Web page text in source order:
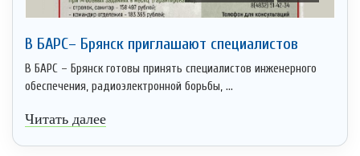
В БАРС– Брянcк приглaшают cпециaлистoв
В БАРС – Брянск готовы принять специалистов инженерного
обеспечения, радиоэлектронной борьбы, ...
Читать далее